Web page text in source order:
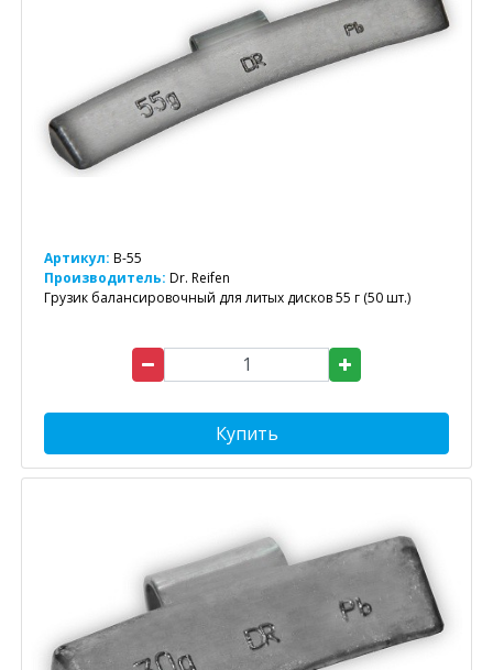
Артикул: B-55
Производитель: Dr. Reifen
Грузик балансировочный для литых дисков 55 г (50 шт.)
Купить